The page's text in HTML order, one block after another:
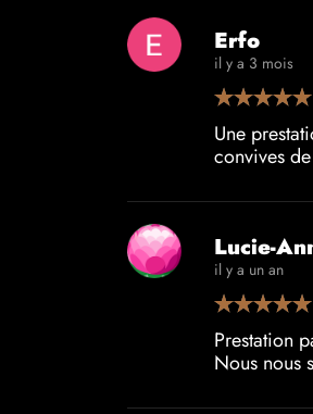
Erfo
il y a 3 mois
Une
convives
Lucie-
il y a un an
Prestation
Nous nous